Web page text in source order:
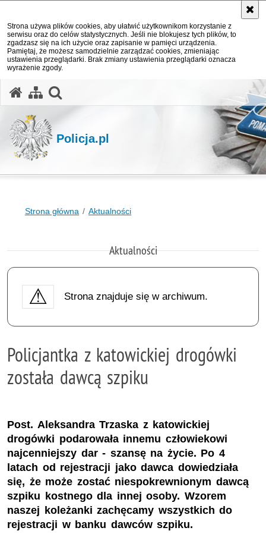
Strona używa plików cookies, aby ułatwić użytkownikom korzystanie z
serwisu oraz do celów statystycznych. Jeśli nie blokujesz tych plików, to
zgadzasz się na ich użycie oraz zapisanie w pamięci urządzenia.
Pamiętaj, że możesz samodzielnie zarządzać cookies, zmieniając
ustawienia przeglądarki. Brak zmiany ustawienia przeglądarki oznacza
wyrażenie zgody.
Policja.pl
Strona główna Aktualności
Aktualności
Strona znajduje się w archiwum.
Policjantka z katowickiej drogówki
została dawcą szpiku
Post. Aleksandra Trzaska z katowickiej
drogówki podarowała innemu człowiekowi
najcenniejszy dar - szansę na życie. Po 4
latach od rejestracji jako dawca dowiedziała
się, że może zostać niespokrewnionym dawcą
szpiku kostnego dla innej osoby. Wzorem
naszej koleżanki zachęcamy wszystkich do
rejestracji w banku dawców szpiku.